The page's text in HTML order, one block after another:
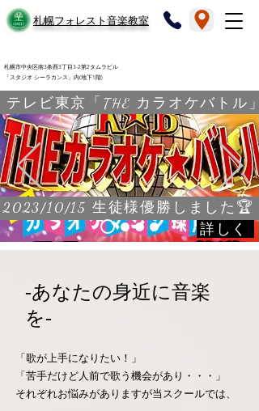
札幌市中央区南3条西3丁目3-2第2タムラビル
「スタジオ シーラカンス」内(地下1階)
​札幌フォレスト音楽教室
-​あなたの身近に音楽
を-
​「歌が上手になりたい！」
「苦手だけど人前で歌う機会があり・・・」
それぞれお悩みがありますが当スクールでは、
テレビ東京「THE カラオケバトル」
2023/10/15 生徒様優勝しました🏆
詳しく